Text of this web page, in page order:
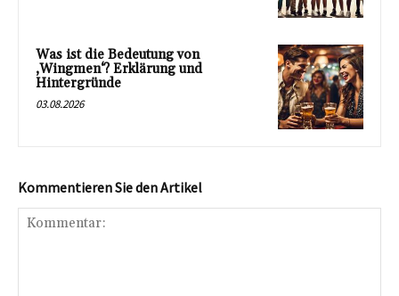
Was ist die Bedeutung von
‚Wingmen‘? Erklärung und
Hintergründe
03.08.2026
Kommentieren Sie den Artikel